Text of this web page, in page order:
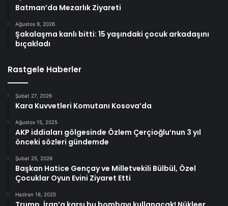
Batman’da Mezarlık Ziyareti
Ağustos 9, 2026
Şakalaşma kanlı bitti: 15 yaşındaki çocuk arkadaşını
bıçakladı
Rastgele Haberler
Şubat 27, 2026
Kara Kuvvetleri Komutanı Kosova’da
Ağustos 15, 2025
AKP iddiaları gölgesinde Özlem Çerçioğlu’nun 3 yıl
önceki sözleri gündemde
Şubat 25, 2026
Başkan Hatice Gençay ve Milletvekili Bülbül, Özel
Çocuklar Oyun Evini Ziyaret Etti
Haziran 18, 2025